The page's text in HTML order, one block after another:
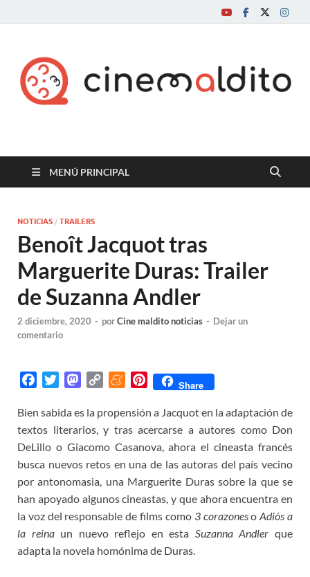
Cine maldito
MENÚ PRINCIPAL
NOTICIAS / TRAILERS
Benoît Jacquot tras
Marguerite Duras: Trailer
de Suzanna Andler
2 diciembre, 2020 - porCine maldito noticias - Dejar un
comentario
c
e
b
o
o
k
i
t
t
e
r
M
s
t
o
d
o
n
p
y
L
i
n
k
M
n
e
a
m
e
P
n
t
e
r
e
s
t
Share
Bien sabida es la propensión a Jacquot en la adaptación de
textos literarios, y tras acercarse a autores como Don
DeLillo o Giacomo Casanova, ahora el cineasta francés
busca nuevos retos en una de las autoras del país vecino
por antonomasia, una Marguerite Duras sobre la que se
han apoyado algunos cineastas, y que ahora encuentra en
la voz del responsable de films como 3 corazonesoAdiós a
la reinaun nuevo reflejo en esta Suzanna Andler que
adapta la novela homónima de Duras.